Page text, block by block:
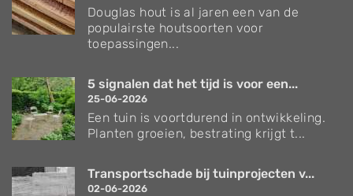
Douglas hout is al jaren een van de
populairste houtsoorten voor
toepassingen...
5 signalen dat het tijd is voor een...
25-06-2026
Een tuin is voortdurend in ontwikkeling.
Planten groeien, bestrating krijgt t...
Transportschade bij tuinprojecten v...
02-06-2026